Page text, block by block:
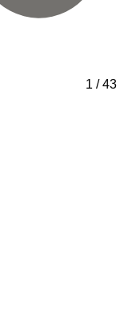
1 /43